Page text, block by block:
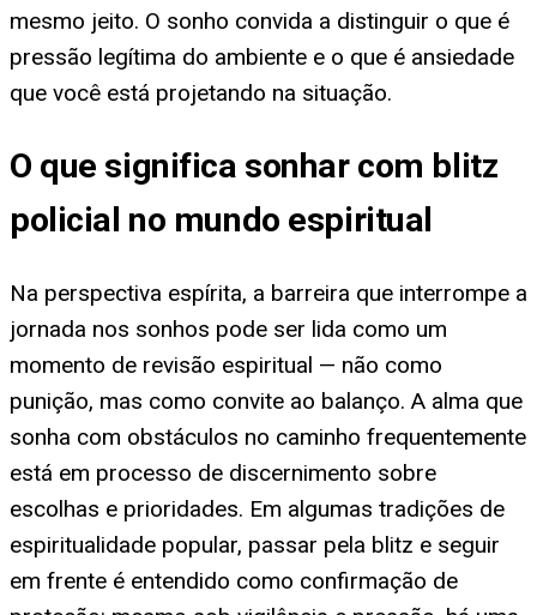
mesmo jeito. O sonho convida a distinguir o que é
pressão legítima do ambiente e o que é ansiedade
que você está projetando na situação.
O que significa sonhar com blitz
policial no mundo espiritual
Na perspectiva espírita, a barreira que interrompe a
jornada nos sonhos pode ser lida como um
momento de revisão espiritual — não como
punição, mas como convite ao balanço. A alma que
sonha com obstáculos no caminho frequentemente
está em processo de discernimento sobre
escolhas e prioridades. Em algumas tradições de
espiritualidade popular, passar pela blitz e seguir
em frente é entendido como confirmação de